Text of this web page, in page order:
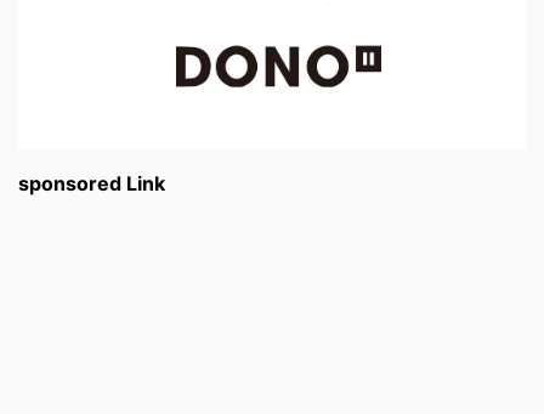
sponsored Link